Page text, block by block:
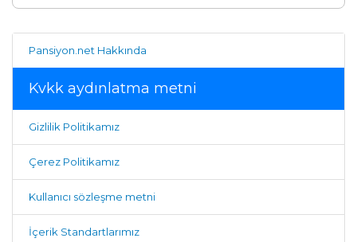
Pansiyon.net Hakkında
Kvkk aydınlatma metni
Gizlilik Politikamız
Çerez Politikamız
Kullanıcı sözleşme metni
İçerik Standartlarımız